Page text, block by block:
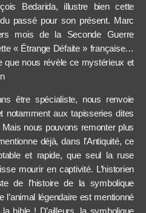
Bedarida, illustre bien cette
passé pour son présent. Marc
mois de la Seconde Guerre
« Étrange Défaite » française…
que nous révèle ce mystérieux et
être spécialiste, nous renvoie
notamment aux tapisseries dites
nous pouvons remonter plus
déjà, dans l’Antiquité, ce
et rapide, que seul la ruse
mourir en captivité. L’historien
de l’histoire de la symbolique
l’animal légendaire est mentionné
bible ! D’ailleurs, la symbolique